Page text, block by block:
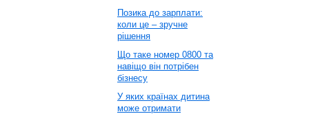
Позика до зарплати:
коли це – зручне
рішення
Що таке номер 0800 та
навіщо він потрібен
бізнесу
У яких країнах дитина
може отримати